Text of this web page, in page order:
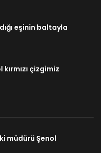
eşinin baltayla
çizgimiz
müdürü Şenol